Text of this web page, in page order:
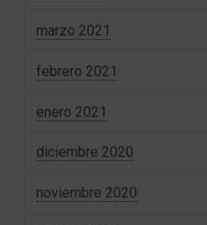
marzo 2021
febrero 2021
enero 2021
diciembre 2020
noviembre 2020